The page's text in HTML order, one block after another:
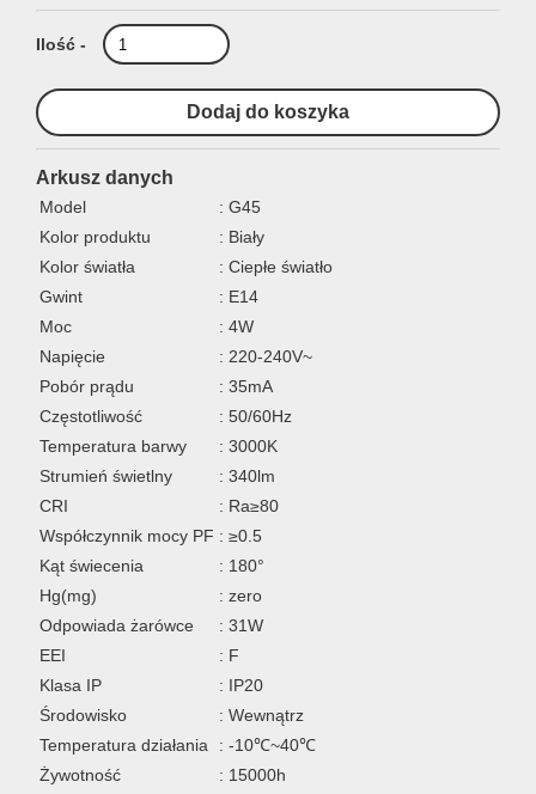
Ilość -
Arkusz danych
Model
: G45
Kolor produktu
: Biały
Kolor światła
: Ciepłe światło
Gwint
: E14
Moc
: 4W
Napięcie
: 220-240V~
Pobór prądu
: 35mA
Częstotliwość
: 50/60Hz
Temperatura barwy
: 3000K
Strumień świetlny
: 340lm
CRI
: Ra≥80
Współczynnik mocy PF : ≥0.5
Kąt świecenia
: 180°
Hg(mg)
: zero
Odpowiada żarówce
: 31W
EEI
: F
Klasa IP
: IP20
Środowisko
: Wewnątrz
Temperatura działania
: -10℃~40℃
Żywotność
: 15000h